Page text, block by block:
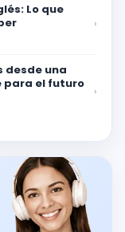
Lo que
›
desde una
para el futuro
›